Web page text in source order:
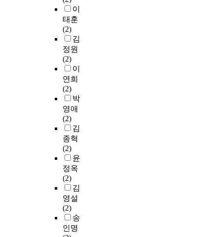
이
태훈
(2)
김
정원
(2)
이
연희
(2)
박
영애
(2)
김
종혁
(2)
윤
정옥
(2)
김
영설
(2)
송
인명